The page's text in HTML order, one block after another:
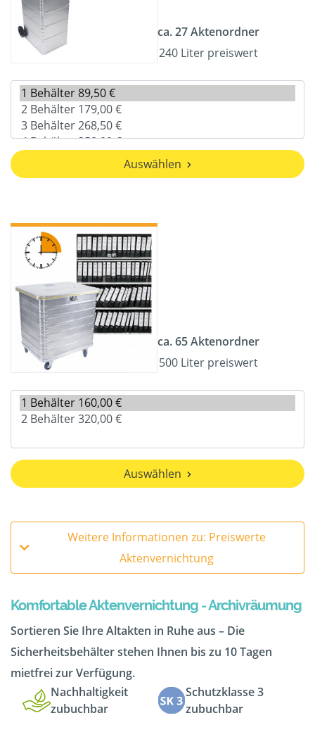
ca. 27 Aktenordner
240 Liter preiswert
Auswählen
ca. 65 Aktenordner
500 Liter preiswert
Auswählen
Weitere Informationen zu: Preiswerte
Aktenvernichtung
Komfortable Aktenvernichtung - Archivräumung
Sortieren Sie Ihre Altakten in Ruhe aus – Die
Sicherheitsbehälter stehen Ihnen bis zu 10 Tagen
mietfrei zur Verfügung.
Nachhaltigkeit
zubuchbar
Schutzklasse 3
zubuchbar